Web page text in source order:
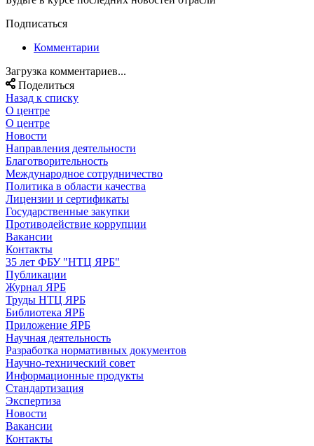
Подписаться
Комментарии
Загрузка комментариев...
Поделиться
Назад к списку
О центре
О центре
Новости
Направления деятельности
Благотворительность
Международное сотрудничество
Политика в области качества
Лицензии и сертификаты
Государственные закупки
Противодействие коррупции
Вакансии
Контакты
35 лет ФБУ "НТЦ ЯРБ"
Публикации
Журнал ЯРБ
Труды НТЦ ЯРБ
Библиотека ЯРБ
Приложение ЯРБ
Научная деятельность
Разработка нормативных документов
Научно-технический совет
Информационные продукты
Стандартизация
Экспертиза
Новости
Вакансии
Контакты